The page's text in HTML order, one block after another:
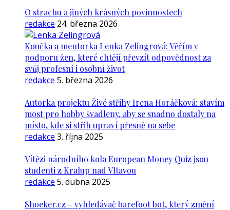
O strachu a jiných krásných povinnostech
redakce 24. března 2026
Koučka a mentorka Lenka Zelingrová: Věřím v
podporu žen, které chtějí převzít odpovědnost za
svůj profesní i osobní život
redakce 5. března 2026
Autorka projektu Živé střihy Irena Horáčková: stavím
most pro hobby švadleny, aby se snadno dostaly na
místo, kde si střih upraví přesně na sebe
redakce 3. října 2025
Vítězi národního kola European Money Quiz jsou
studenti z Kralup nad Vltavou
redakce 5. dubna 2025
Shoeker.cz – vyhledávač barefoot bot, který změní